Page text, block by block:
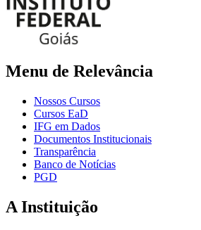
Menu de Relevância
Nossos Cursos
Cursos EaD
IFG em Dados
Documentos Institucionais
Transparência
Banco de Notícias
PGD
A Instituição